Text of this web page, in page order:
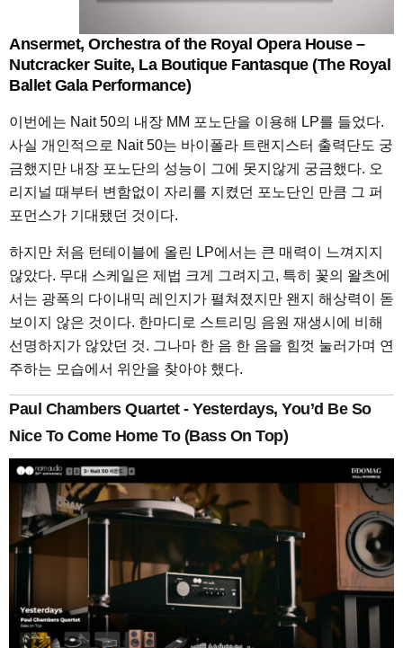
Ansermet, Orchestra of the Royal Opera House –
Nutcracker Suite, La Boutique Fantasque (The Royal
Ballet Gala Performance)
이번에는 Nait 50의 내장 MM 포노단을 이용해 LP를 들었다.
사실 개인적으로 Nait 50는 바이폴라 트랜지스터 출력단도 궁
금했지만 내장 포노단의 성능이 그에 못지않게 궁금했다. 오
리지널 때부터 변함없이 자리를 지켰던 포노단인 만큼 그 퍼
포먼스가 기대됐던 것이다.
하지만 처음 턴테이블에 올린 LP에서는 큰 매력이 느껴지지
않았다. 무대 스케일은 제법 크게 그려지고, 특히 꽃의 왈츠에
서는 광폭의 다이내믹 레인지가 펼쳐졌지만 왠지 해상력이 돋
보이지 않은 것이다. 한마디로 스트리밍 음원 재생시에 비해
선명하지가 않았던 것. 그나마 한 음 한 음을 힘껏 눌러가며 연
주하는 모습에서 위안을 찾아야 했다.
Paul Chambers Quartet - Yesterdays, You’d Be So
Nice To Come Home To (Bass On Top)